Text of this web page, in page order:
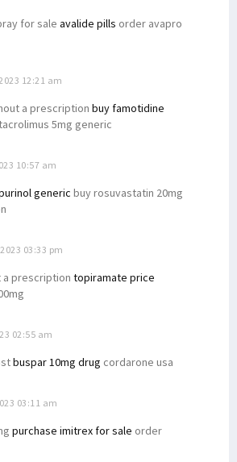
for sale avalide pills order avapro
12:21 am
a prescription buy famotidine
5mg generic
10:57 am
generic buy rosuvastatin 20mg
03:33 pm
a prescription topiramate price
02:55 am
buspar 10mg drug cordarone usa
03:11 am
purchase imitrex for sale order